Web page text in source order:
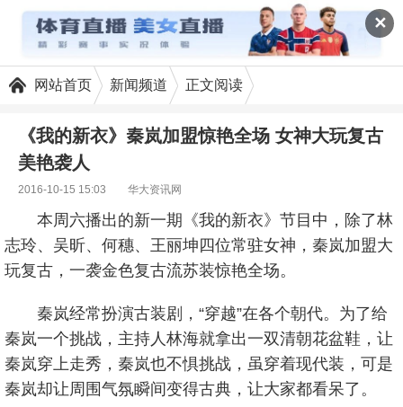
✕
网站首页 新闻频道 正文阅读
《我的新衣》秦岚加盟惊艳全场 女神大玩复古
美艳袭人
2016-10-15 15:03 华大资讯网
本周六播出的新一期《我的新衣》节目中，除了林
志玲、吴昕、何穗、王丽坤四位常驻女神，秦岚加盟大
玩复古，一袭金色复古流苏装惊艳全场。
秦岚经常扮演古装剧，“穿越”在各个朝代。为了给
秦岚一个挑战，主持人林海就拿出一双清朝花盆鞋，让
秦岚穿上走秀，秦岚也不惧挑战，虽穿着现代装，可是
秦岚却让周围气氛瞬间变得古典，让大家都看呆了。